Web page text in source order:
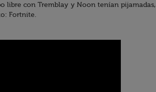
libre con Tremblay y Noon tenían pijamadas,
Fortnite.